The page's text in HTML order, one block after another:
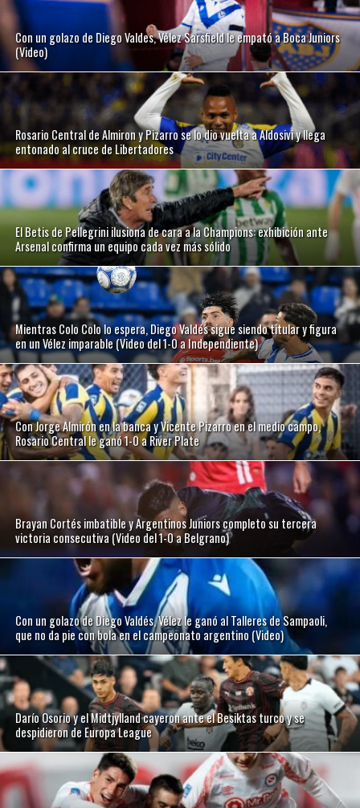
Con un golazo de Diego Valdes, Vélez Sarsfield le empató a Boca Juniors
(Video)
Rosario Central de Almiron y Pizarro se lo dio vuelta a Aldosivi y llega
entonado al cruce de Libertadores
El Betis de Pellegrini ilusiona de cara a la Champions: exhibición ante
Arsenal confirma un equipo cada vez más sólido
Mientras Colo Colo lo espera, Diego Valdés sigue siendo titular y figura
en un Vélez imparable (Video del 1-0 a Independiente)
Con Jorge Almirón en la banca y Vicente Pizarro en el medio campo,
Rosario Central le ganó 1-0 a River Plate
Brayan Cortés imbatible y Argentinos Juniors completo su tercera
victoria consecutiva (Video del 1-0 a Belgrano)
Con un golazo de Diego Valdés, Vélez le ganó al Talleres de Sampaoli,
que no da pie con bola en el campeonato argentino (Video)
Darío Osorio y el Midtjylland cayeron ante el Besiktas turco y se
despidieron de Europa League